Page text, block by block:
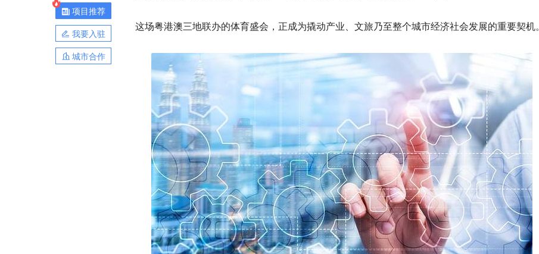
项目推荐
我要入驻
城市合作
这场粤港澳三地联办的体育盛会，正成为撬动产业、文旅乃至整个城市经济社会发展的重要契机。